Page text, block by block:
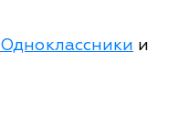
Одноклассники и